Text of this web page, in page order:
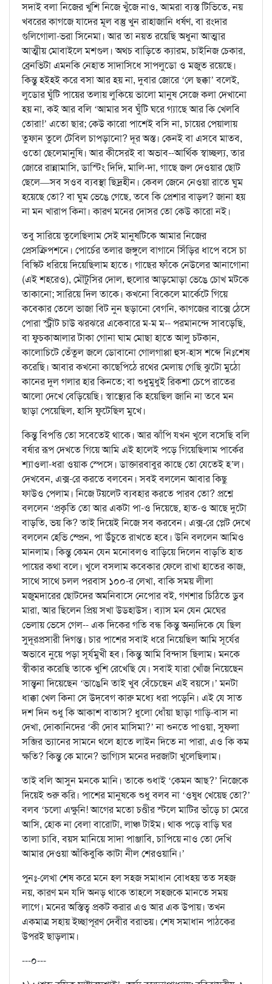
সদাই বলা নিজের খুশি নিজে খুঁজে নাও, আমরা ব্যস্ত টিভিতে, নয়
খবরের কাগজে যাদের মূল বস্তু খুন রাহাজানি ধর্ষণ, বা রংদার
গুলিগোলা-ভরা সিনেমা। আর তা নয়ত রয়েছি অধুনা আত্মার
আত্মীয় মোবাইলে মশগুল। অথচ বাড়িতে ক্যারম, চাইনিজ চেকার,
ব্রেনভিটা এমনকি নেহাত সাদাসিধে সাপলুডো ও মজুত রয়েছে।
কিন্তু হইহই করে বসা আর হয় না, দুবার জোরে ‘লে ছক্কা’ বলেই,
লুডোর ঘুঁটি পায়ের তলায় লুকিয়ে ভালো মানুষ সেজে কলা দেখানো
হয় না, কই আর বলি ‘আমার সব ঘুঁটি ঘরে গ্যাছে আর কি খেলবি
তোরা!’ এতো ছার; কেউ কারো পাশেই বসি না, চায়ের পেয়ালায়
তুফান তুলে টেবিল চাপড়ানো? দূর অস্ত। কেনই বা এসবে মাতব,
ওতো ছেলেমানুষি। আর কীসেরই বা অভাব--আর্থিক স্বাচ্ছল্য, তার
জোরে রান্নামাসি, ডাস্টিং দিদি, মালি-দা, গাছে জল দেওয়ার ছোট
ছেলে—সব সওব ব্যবস্থা ছিদ্রহীন। কেবল জেনে নেওয়া রাতে ঘুম
হয়েছে তো? বা ঘুম ভেঙে গেছে, তবে কি প্রেশার বাড়ল? জানা হয়
না মন খারাপ কিনা। কারণ মনের দোসর তো কেউ কারো নই।
তবু সারিয়ে তুলেছিলাম সেই মানুষটিকে আমার নিজের
প্রেসক্রিপশনে। পোর্চের তলার জঙ্গুলে বাগানে সিঁড়ির ধাপে বসে চা
বিস্কিট ধরিয়ে দিয়েছিলাম হাতে। গাছের ফাঁকে নেউলের আনাগোনা
(এই শহরেও), মৌটুসির দোল, হুলোর আড়মোড়া ভেঙে চোখ মটকে
তাকানো; সারিয়ে দিল তাকে। কখনো বিকেলে মার্কেটে গিয়ে
কবেকার তেলে ভাজা বিট নুন ছড়ানো বেগনি, কাগজের বাক্সে ঠেসে
পোরা স্ট্রীট চাউ ঝরঝরে একেবারে ম-ম ম-- পরমানন্দে সাবড়েছি,
বা ফুচকাআলার টাকা গোনা ঘাম মোছা হাতে আলু চটকান,
কালোচিটে তেঁতুল জলে ডোবানো গোলগাপ্পা হুস-হাস শব্দে নিঃশেষ
করেছি। আবার কখনো কাছেপিঠে রথের মেলায় গেছি ঝুটো মুঠো
কানের দুল গলার হার কিনতে; বা শুধুমুধুই রিকশা চেপে রাতের
আলো দেখে বেড়িয়েছি। স্বাস্থ্যের কি হয়েছিল জানি না তবে মন
ছাড়া পেয়েছিল, হাসি ফুটেছিল মুখে।
কিন্তু বিপত্তি তো সবেতেই থাকে। আর ঝাঁপি যখন খুলে বসেছি বলি
বর্ষার রূপ দেখতে গিয়ে আমি এই হালেই পড়ে গিয়েছিলাম পার্কের
শ্যাওলা-ধরা ওয়াক স্পেসে। ডাক্তারবাবুর কাছে তো যেতেই হ’ল।
দেখবেন, এক্স-রে করতে বলবেন। সবই বললেন আবার কিছু
ফাউও পেলাম। নিজে টয়লেট ব্যবহার করতে পারব তো? প্রশ্নে
বললেন ‘প্রকৃতি তো আর একটা পা-ও দিয়েছে, হাত-ও আছে দুটো
বাড়তি, ভয় কি? তাই দিয়েই নিজে সব করবেন। এক্স-রে প্লেট দেখে
বললেন হেভি স্প্রেন, পা উঁচুতে রাখতে হবে। উনি বললেন আমিও
মানলাম। কিন্তু কেমন যেন মনোবলও বাড়িয়ে দিলেন বাড়তি হাত
পায়ের কথা বলে। খুলে বসলাম কবেকার ফেলে রাখা হাতের কাজ,
সাথে সাথে চলল পরবাস ১০০-র লেখা, বাকি সময় লীলা
মজুমদারের ছোটদের অমনিবাসে নেপোর বই, গণশার চিঠিতে ডুব
মারা, আর ছিলেন প্রিয় সখা উডহাউস। ব্যাস মন যেন মেঘের
ভেলায় ভেসে গেল-- এক দিকের গতি বন্ধ কিন্তু অন্যদিকে যে ছিল
সুদূরপ্রসারী দিগন্ত। চার পাশের সবাই ধরে নিয়েছিল আমি সূর্যের
অভাবে নুয়ে পড়া সূর্যমুখী হব। কিন্তু আমি বিন্দাস ছিলাম। মনকে
স্বীকার করেছি তাকে খুশি রেখেছি যে। সবাই যারা খোঁজ নিয়েছেন
সান্ত্বনা দিয়েছেন ‘ভাঙেনি তাই খুব বেঁচেছেন এই বয়সে।’ মনটা
ধাক্কা খেল কিনা সে উদ্‌বেগ কারু মধ্যে ধরা পড়েনি। এই যে সাত
দশ দিন শুধু কি আকাশ বাতাস? ধুলো ধোঁয়া ছাড়া গাড়ি-বাস না
দেখা, দোকানিদের ‘কী দোব মাসিমা?’ না শুনতে পাওয়া, সুফলা
সব্জির ভ্যানের সামনে থলে হাতে লাইন দিতে না পারা, এও কি কম
ক্ষতি? কিন্তু কে মানে? ভাগ্যিস মনের দরজাটা খুলেছিলাম।
তাই বলি আসুন মনকে মানি। তাকে শুধাই ‘কেমন আছ?’ নিজেকে
দিয়েই শুরু করি। পাশের মানুষকে শুধু বলব না ‘ওষুধ খেয়েছ তো?’
বলব ‘চলো এক্ষুনি! আগের মতো চণ্ডীর স্টলে মাটির ভাঁড়ে চা মেরে
আসি, হোক না বেলা বারোটা, লাঞ্চ টাইম। থাক পড়ে বাড়ি ঘর
তালা চাবি, বয়স মানিয়ে সাদা পাঞ্জাবি, চাপিয়ে নাও তো দেখি
আমার দেওয়া আঁকিবুকি কাটা নীল শেরওয়ানি।’
পুনঃ-লেখা শেষ করে মনে হল সহজ সমাধান বোধহয় তত সহজ
নয়, কারণ মন যদি অনড় থাকে তাহলে সহজকে মানতে সময়
লাগে। মনের অস্তিত্ব প্রকট করার এও আর এক উপায়। তখন
একমাত্র সহায় ইচ্ছাপূরণ দেবীর বরাভয়। শেষ সমাধান পাঠকের
উপরই ছাড়লাম।
---০---